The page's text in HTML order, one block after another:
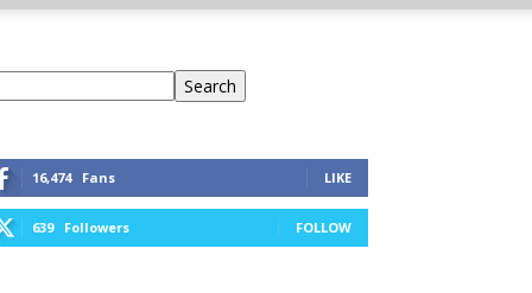
Search
16,474 Fans LIKE
639 Followers FOLLOW